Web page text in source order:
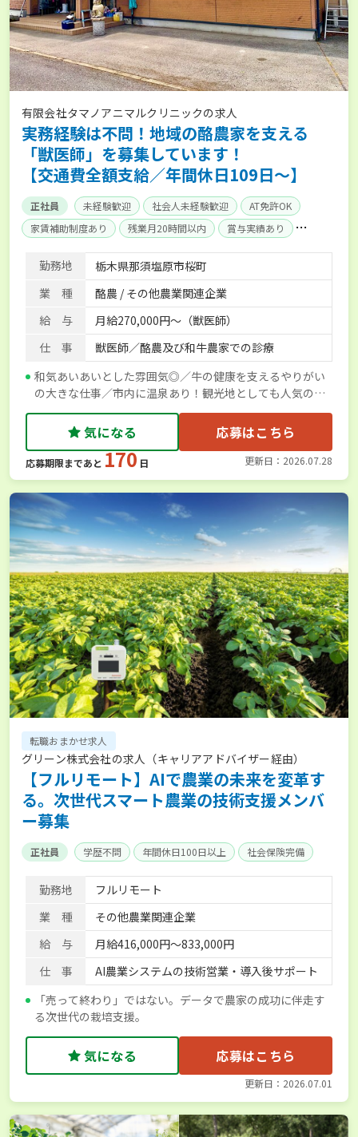
有限会社タマノアニマルクリニックの求人
実務経験は不問！地域の酪農家を支える
「獣医師」を募集しています！
【交通費全額支給／年間休日109日～】
正社員 未経験歓迎 社会人未経験歓迎
AT免許OK
家賃補助制度あり
残業月20時間以内
賞与実績あり
年間休日100日以上
経験者優遇
産休･育休取得実績あり
社会保険完備
勤務地
栃木県那須塩原市桜町
業 種
酪農 / その他農業関連企業
給 与
月給270,000円～（獣医師）
仕 事
獣医師／酪農及び和牛農家での診療
和気あいあいとした雰囲気◎／牛の健康を支えるやりがい
の大きな仕事／市内に温泉あり！観光地としても人気の那
須
気になる 応募はこちら
応募期限まであと 170 日 更新日：2026.07.28
転職おまかせ求人
グリーン株式会社の求人（キャリアアドバイザー経由）
【フルリモート】AIで農業の未来を変革す
る。次世代スマート農業の技術支援メンバ
ー募集
正社員 学歴不問 年間休日100日以上 社会保険完備
勤務地
フルリモート
業 種
その他農業関連企業
給 与
月給416,000円～833,000円
仕 事
AI農業システムの技術営業・導入後サポート
「売って終わり」ではない。データで農家の成功に伴走す
る次世代の栽培支援。
気になる 応募はこちら
更新日：2026.07.01